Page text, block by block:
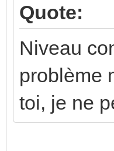
Quote:
Niveau
problème
toi, je ne